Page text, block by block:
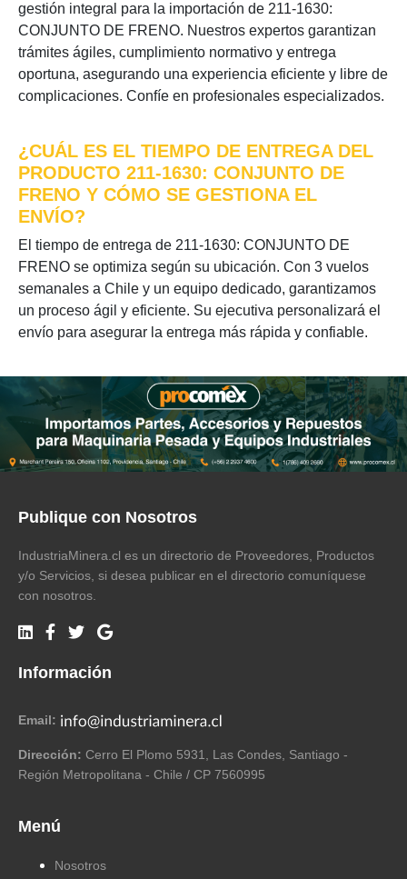
gestión integral para la importación de 211-1630:
CONJUNTO DE FRENO. Nuestros expertos garantizan
trámites ágiles, cumplimiento normativo y entrega
oportuna, asegurando una experiencia eficiente y libre de
complicaciones. Confíe en profesionales especializados.
¿CUÁL ES EL TIEMPO DE ENTREGA DEL
PRODUCTO 211-1630: CONJUNTO DE
FRENO Y CÓMO SE GESTIONA EL
ENVÍO?
El tiempo de entrega de 211-1630: CONJUNTO DE
FRENO se optimiza según su ubicación. Con 3 vuelos
semanales a Chile y un equipo dedicado, garantizamos
un proceso ágil y eficiente. Su ejecutiva personalizará el
envío para asegurar la entrega más rápida y confiable.
Publique con Nosotros
IndustriaMinera.cl es un directorio de Proveedores, Productos
y/o Servicios, si desea publicar en el directorio comuníquese
con nosotros.
Información
Email:
Dirección: Cerro El Plomo 5931, Las Condes, Santiago -
Región Metropolitana - Chile / CP 7560995
Menú
Nosotros